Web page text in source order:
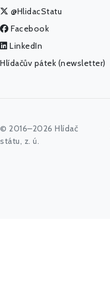
@HlidacStatu
Facebook
LinkedIn
Hlídačův pátek (newsletter)
© 2016–2026 Hlídač
státu, z. ú.